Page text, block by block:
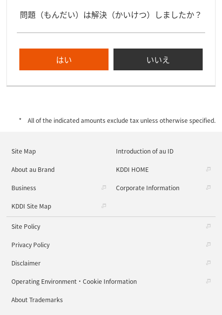
問題（もんだい）は解決（かいけつ）しましたか？
はい いいえ
All of the indicated amounts exclude tax unless otherwise specified.
Site Map Introduction of au ID
About au Brand KDDI HOME
Business Corporate Information
KDDI Site Map
Site Policy
Privacy Policy
Disclaimer
Operating Environment・Cookie Information
About Trademarks